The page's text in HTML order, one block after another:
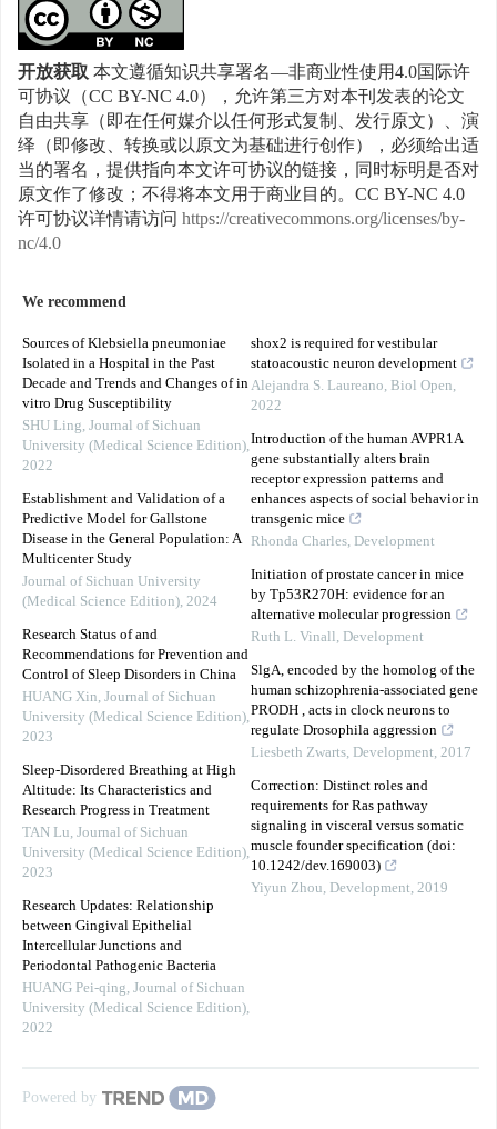
开放获取本文遵循知识共享署名—非商业性使用4.0国际许
可协议（CC BY-NC 4.0），允许第三方对本刊发表的论文
自由共享（即在任何媒介以任何形式复制、发行原文）、演
绎（即修改、转换或以原文为基础进行创作），必须给出适
当的署名，提供指向本文许可协议的链接，同时标明是否对
原文作了修改；不得将本文用于商业目的。CC BY-NC 4.0
许可协议详情请访问 https://creativecommons.org/licenses/by-
nc/4.0
We recommend
Sources of Klebsiella pneumoniae
Isolated in a Hospital in the Past
Decade and Trends and Changes of in
vitro Drug Susceptibility
SHU Ling, Journal of Sichuan
University (Medical Science Edition),
2022
Establishment and Validation of a
Predictive Model for Gallstone
Disease in the General Population: A
Multicenter Study
Journal of Sichuan University
(Medical Science Edition), 2024
Research Status of and
Recommendations for Prevention and
Control of Sleep Disorders in China
HUANG Xin, Journal of Sichuan
University (Medical Science Edition),
2023
Sleep-Disordered Breathing at High
Altitude: Its Characteristics and
Research Progress in Treatment
TAN Lu, Journal of Sichuan
University (Medical Science Edition),
2023
Research Updates: Relationship
between Gingival Epithelial
Intercellular Junctions and
Periodontal Pathogenic Bacteria
HUANG Pei-qing, Journal of Sichuan
University (Medical Science Edition),
2022
shox2 is required for vestibular
statoacoustic neuron development
Alejandra S. Laureano, Biol Open,
2022
Introduction of the human AVPR1A
gene substantially alters brain
receptor expression patterns and
enhances aspects of social behavior in
transgenic mice
Rhonda Charles, Development
Initiation of prostate cancer in mice
by Tp53R270H: evidence for an
alternative molecular progression
Ruth L. Vinall, Development
SlgA, encoded by the homolog of the
human schizophrenia-associated gene
PRODH , acts in clock neurons to
regulate Drosophila aggression
Liesbeth Zwarts, Development, 2017
Correction: Distinct roles and
requirements for Ras pathway
signaling in visceral versus somatic
muscle founder specification (doi:
10.1242/dev.169003)
Yiyun Zhou, Development, 2019
Powered by